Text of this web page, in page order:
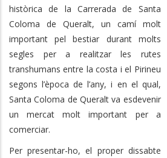
històrica de la Carrerada de Santa
Coloma de Queralt, un camí molt
important pel bestiar durant molts
segles per a realitzar les rutes
transhumans entre la costa i el Pirineu
segons l’època de l’any, i en el qual,
Santa Coloma de Queralt va esdevenir
un mercat molt important per a
comerciar.
Per presentar-ho, el proper dissabte